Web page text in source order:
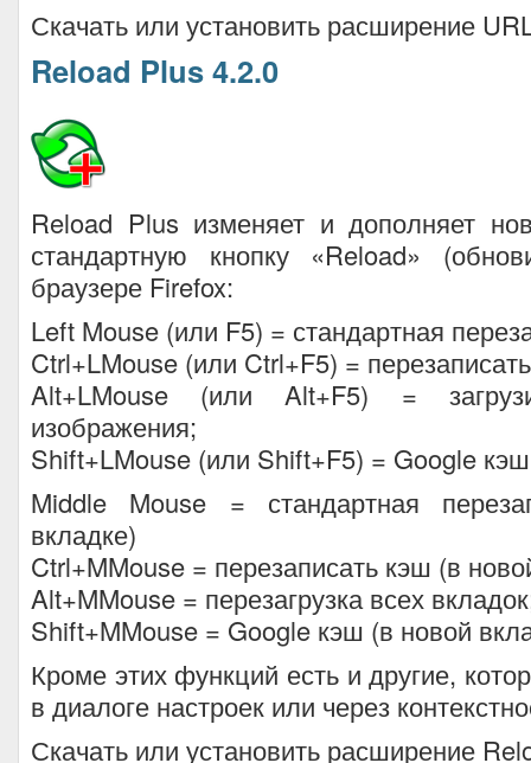
Скачать или установить расширение
Reload Plus 4.2.0
Reload Plus изменяет и дополняет
стандартную кнопку «Reload»
браузере Firefox:
Left Mouse (или F5) = стандартная
Ctrl+LMouse (или Ctrl+F5) =
Alt+LMouse (или Alt+F5) =
изображения;
Shift+LMouse (или Shift+F5) = Google
Middle Mouse = стандартная
вкладке)
Ctrl+MMouse = перезаписать кэш (в
Alt+MMouse = перезагрузка всех
Shift+MMouse = Google кэш (в новой
Кроме этих функций есть и другие,
в диалоге настроек или через
Скачать или установить расширение